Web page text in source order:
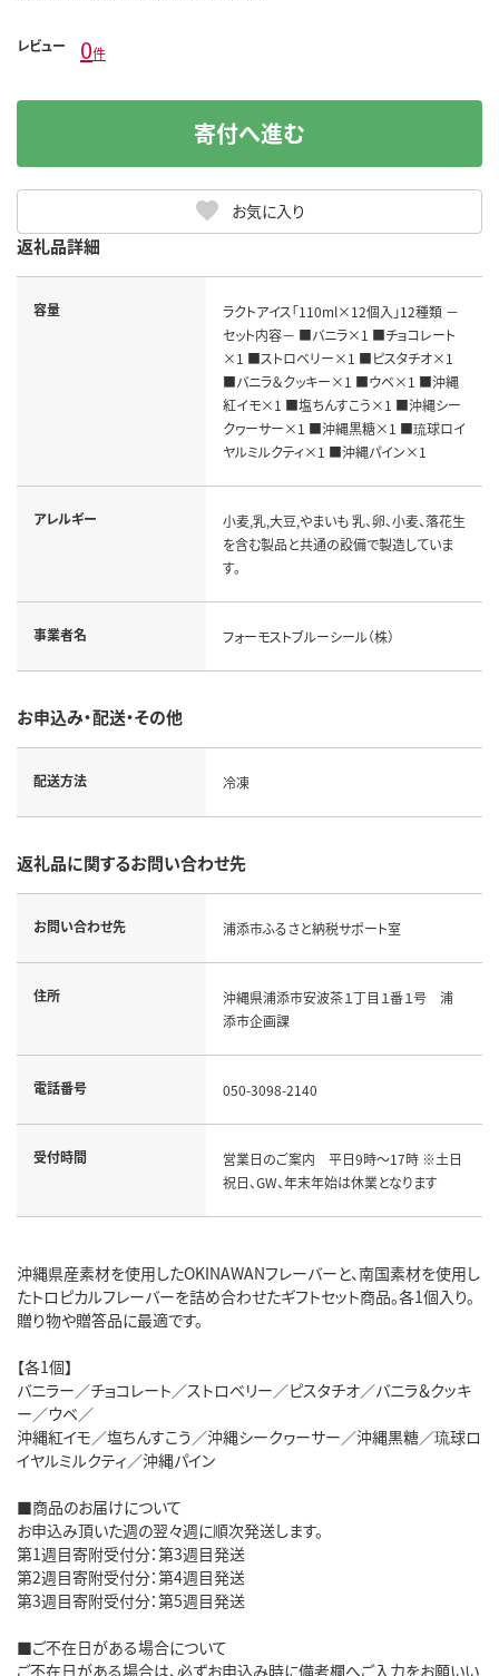
レビュー 0件
お気に入り
寄付へ進む
返礼品詳細
容量
ラクトアイス「110ml×12個入」12種類 －
セット内容－ ■バニラ×1 ■チョコレート
×1 ■ストロベリー×1 ■ピスタチオ×1
■バニラ＆クッキー×1 ■ウベ×1 ■沖縄
紅イモ×1 ■塩ちんすこう×1 ■沖縄シー
クヮーサー×1 ■沖縄黒糖×1 ■琉球ロイ
ヤルミルクティ×1 ■沖縄パイン×1
アレルギー
小麦,乳,大豆,やまいも 乳、卵、小麦、落花生
を含む製品と共通の設備で製造していま
す。
事業者名 フォーモストブルーシール（株）
お申込み・配送・その他
配送方法 冷凍
返礼品に関するお問い合わせ先
お問い合わせ先 浦添市ふるさと納税サポート室
住所
沖縄県浦添市安波茶１丁目１番１号 浦
添市企画課
電話番号 050-3098-2140
受付時間
営業日のご案内 平日9時～17時 ※土日
祝日、GW、年末年始は休業となります
沖縄県産素材を使用したOKINAWANフレーバーと、南国素材を使用し
たトロピカルフレーバーを詰め合わせたギフトセット商品。各1個入り。
贈り物や贈答品に最適です。
【各1個】
バニラー／チョコレート／ストロベリー／ピスタチオ／バニラ＆クッキ
ー／ウベ／
沖縄紅イモ／塩ちんすこう／沖縄シークヮーサー／沖縄黒糖／琉球ロ
イヤルミルクティ／沖縄パイン
■商品のお届けについて
お申込み頂いた週の翌々週に順次発送します。
第1週目寄附受付分：第3週目発送
第2週目寄附受付分：第4週目発送
第3週目寄附受付分：第5週目発送
■ご不在日がある場合について
ご不在日がある場合は、必ずお申込み時に備考欄へご入力をお願いい